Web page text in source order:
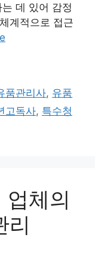
데 있어 감정
계적으로 접근
품관리사, 유품
고독사, 특수청
체의
리